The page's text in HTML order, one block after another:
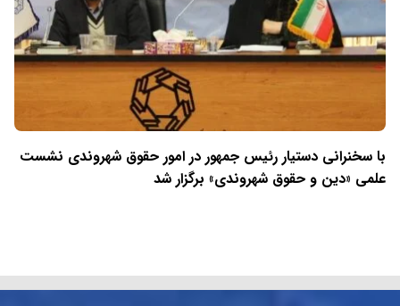
با سخنرانی دستیار رئیس جمهور در امور حقوق شهروندی نشست
علمی «دین و حقوق شهروندی» برگزار شد